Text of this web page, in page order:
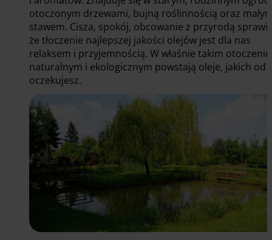
otoczonym drzewami, bujną roślinnością oraz
stawem. Cisza, spokój, obcowanie z przyrodą
że tłoczenie najlepszej jakości olejów jest dla nas
relaksem i przyjemnością. W właśnie takim
naturalnym i ekologicznym powstają oleje, jakich od
oczekujesz.